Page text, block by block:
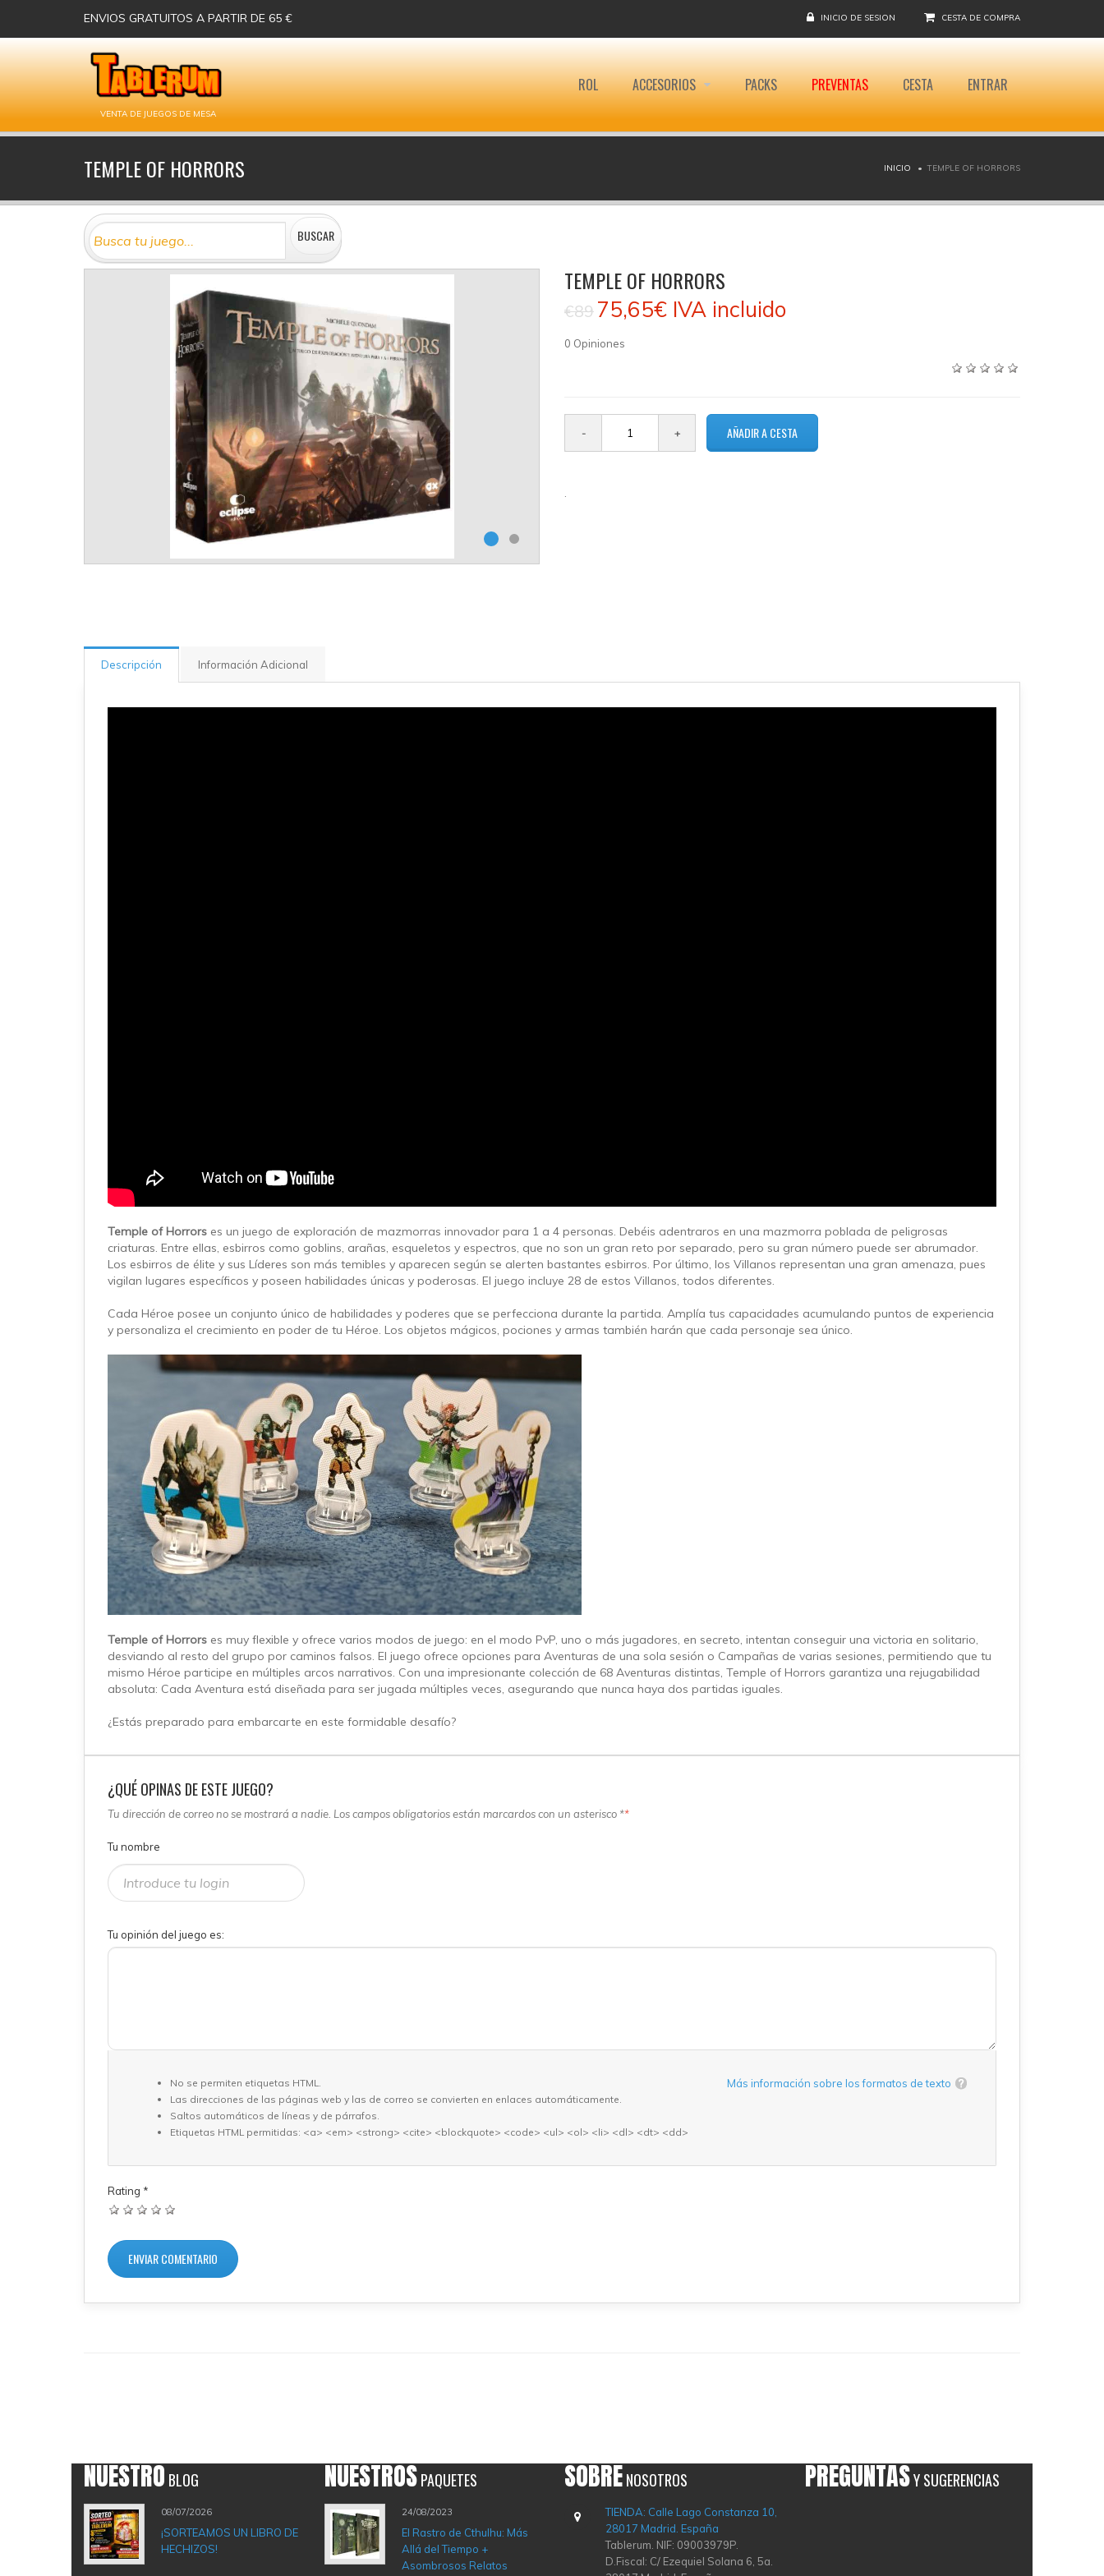
ENVIOS GRATUITOS A PARTIR DE 65 € INICIO DE SESION CESTA DE COMPRA
VENTA DE JUEGOS DE MESA
ROL ACCESORIOS PACKS PREVENTAS CESTA ENTRAR
TEMPLE OF HORRORS INICIO TEMPLE OF HORRORS
TEMPLE OF HORRORS
€89 75,65€ IVA incluido
0 Opiniones
Descripción Información Adicional
Temple of Horrors es un juego de exploración de mazmorras innovador para 1 a 4 personas. Debéis adentraros en una mazmorra poblada de peligrosas
criaturas. Entre ellas, esbirros como goblins, arañas, esqueletos y espectros, que no son un gran reto por separado, pero su gran número puede ser abrumador.
Los esbirros de élite y sus Líderes son más temibles y aparecen según se alerten bastantes esbirros. Por último, los Villanos representan una gran amenaza, pues
vigilan lugares específicos y poseen habilidades únicas y poderosas. El juego incluye 28 de estos Villanos, todos diferentes.
Cada Héroe posee un conjunto único de habilidades y poderes que se perfecciona durante la partida. Amplía tus capacidades acumulando puntos de experiencia
y personaliza el crecimiento en poder de tu Héroe. Los objetos mágicos, pociones y armas también harán que cada personaje sea único.
Temple of Horrors es muy flexible y ofrece varios modos de juego: en el modo PvP, uno o más jugadores, en secreto, intentan conseguir una victoria en solitario,
desviando al resto del grupo por caminos falsos. El juego ofrece opciones para Aventuras de una sola sesión o Campañas de varias sesiones, permitiendo que tu
mismo Héroe participe en múltiples arcos narrativos. Con una impresionante colección de 68 Aventuras distintas, Temple of Horrors garantiza una rejugabilidad
absoluta: Cada Aventura está diseñada para ser jugada múltiples veces, asegurando que nunca haya dos partidas iguales.
¿Estás preparado para embarcarte en este formidable desafío?
¿QUÉ OPINAS DE ESTE JUEGO?
Tu dirección de correo no se mostrará a nadie. Los campos obligatorios están marcardos con un asterisco **
Tu nombre
Tu opinión del juego es:
Más información sobre los formatos de texto
No se permiten etiquetas HTML.
Las direcciones de las páginas web y las de correo se convierten en enlaces automáticamente.
Saltos automáticos de líneas y de párrafos.
Etiquetas HTML permitidas: <a> <em> <strong> <cite> <blockquote> <code> <ul> <ol> <li> <dl> <dt> <dd>
Rating *
NUESTROBLOG
08/07/2026
¡SORTEAMOS UN LIBRO DE
HECHIZOS!
NUESTROSPAQUETES
24/08/2023
El Rastro de Cthulhu: Más
Allá del Tiempo +
Asombrosos Relatos
SOBRENOSOTROS
TIENDA: Calle Lago Constanza 10,
28017 Madrid. España
Tablerum. NIF: 09003979P.
D.Fiscal: C/ Ezequiel Solana 6, 5a.
PREGUNTASY SUGERENCIAS